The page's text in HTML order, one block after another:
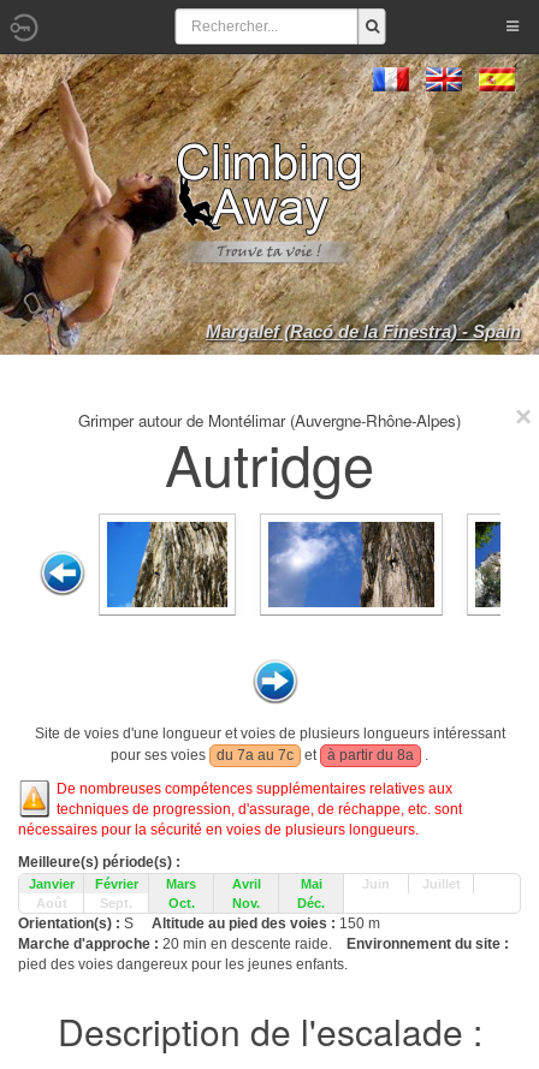
Margalef (Racó de la Finestra) - Spain
Grimper autour de Montélimar (Auvergne-Rhône-Alpes)
Autridge
Site de voies d'une longueur et voies de plusieurs longueurs intéressant
pour ses voies
du 7a au 7c et à partir du 8a
.
De nombreuses compétences supplémentaires relatives aux
techniques de progression, d'assurage, de réchappe, etc. sont
nécessaires pour la sécurité en voies de plusieurs longueurs.
Meilleure(s) période(s) :
Janvier Février Mars Avril Mai Juin
Juillet
Août
Sept. Oct. Nov. Déc.
Orientation(s) : S Altitude au pied des voies : 150 m
Marche d'approche : 20 min en descente raide.
Environnement du site :
pied des voies dangereux pour les jeunes enfants.
Description de l'escalade :